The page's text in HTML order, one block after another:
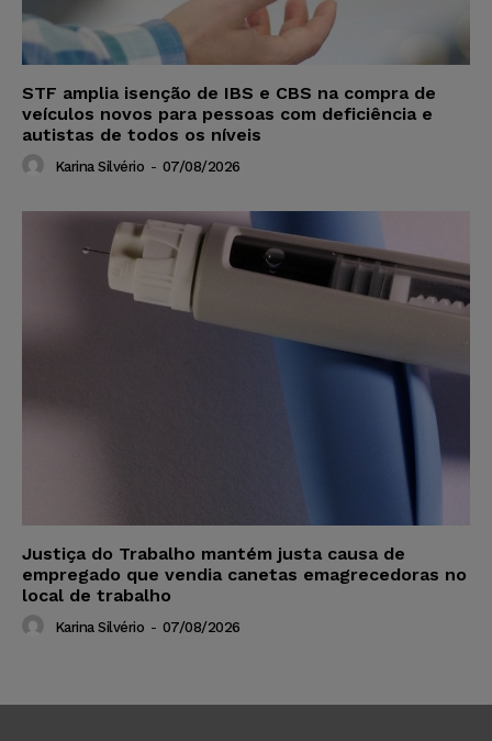
STF amplia isenção de IBS e CBS na compra de
veículos novos para pessoas com deficiência e
autistas de todos os níveis
Karina Silvério - 07/08/2026
Justiça do Trabalho mantém justa causa de
empregado que vendia canetas emagrecedoras no
local de trabalho
Karina Silvério - 07/08/2026